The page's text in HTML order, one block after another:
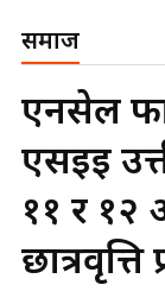
समाज
एनसेल
एसईई
११ र १२
छात्रवृत्ति